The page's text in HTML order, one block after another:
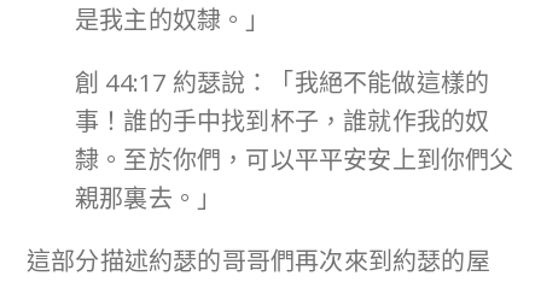
是我主的奴隸。」
創 44:17 約瑟說：「我絕不能做這樣的
事！誰的手中找到杯子，誰就作我的奴
隸。至於你們，可以平平安安上到你們父
親那裏去。」
這部分描述約瑟的哥哥們再次來到約瑟的屋